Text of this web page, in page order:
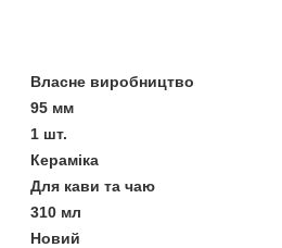
Власне виробництво
95 мм
1 шт.
Кераміка
Для кави та чаю
310 мл
Новий